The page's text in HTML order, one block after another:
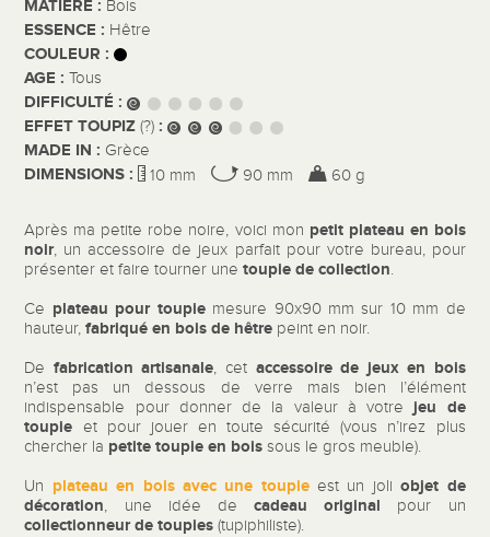
MATIÈRE : Bois
ESSENCE : Hêtre
COULEUR :
AGE :Tous
DIFFICULTÉ :
EFFET TOUPIZ(?) :
MADE IN : Grèce
DIMENSIONS : 10 mm 90 mm 60 g
Après ma petite robe noire, voici mon petit plateau en bois
noir, un accessoire de jeux parfait pour votre bureau, pour
présenter et faire tourner unetoupie de collection.
Ce plateau pour toupiemesure 90x90 mm sur 10 mm de
hauteur,fabriqué en bois de hêtre peint en noir.
De fabrication artisanale, cet accessoire de jeux en bois
n’est pas un dessous de verre mais bien l’élément
indispensable pour donner de la valeur à votre jeu de
toupie et pour jouer en toute sécurité (vous n’irez plus
chercher la petite toupie en bois sous le gros meuble).
Un plateau en bois avec une toupieest un joliobjet de
décoration, une idée decadeau original pour un
collectionneur de toupies (tupiphiliste).